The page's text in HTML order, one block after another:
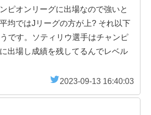
ピオンリーグに出場なので強いと
均ではJリーグの方が上? それ以下
です。ソティリウ選手はチャンピ
出場し成績を残してるんでレベル
2023-09-13 16:40:03